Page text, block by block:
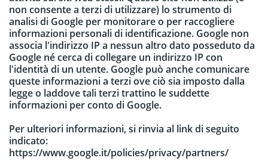
non consente a terzi di utilizzare) lo strumento di
analisi di Google per monitorare o per raccogliere
informazioni personali di identificazione. Google non
associa l'indirizzo IP a nessun altro dato posseduto da
Google né cerca di collegare un indirizzo IP con
l'identità di un utente. Google può anche comunicare
queste informazioni a terzi ove ciò sia imposto dalla
legge o laddove tali terzi trattino le suddette
informazioni per conto di Google.
Per ulteriori informazioni, si rinvia al link di seguito
indicato:
https://www.google.it/policies/privacy/partners/